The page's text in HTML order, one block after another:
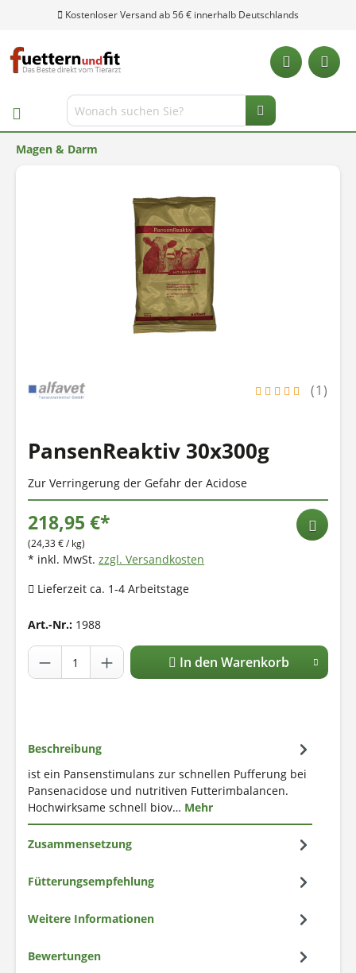
Kostenloser Versand ab 56 € innerhalb Deutschlands
Magen & Darm
(1)
PansenReaktiv 30x300g
Zur Verringerung der Gefahr der Acidose
218,95 €*
(24,33 € / kg)
* inkl. MwSt. zzgl. Versandkosten
Lieferzeit ca. 1-4 Arbeitstage
Art.-Nr.: 1988
In den Warenkorb
Beschreibung
ist ein Pansenstimulans zur schnellen Pufferung bei
Pansenacidose und nutritiven Futterimbalancen.
Hochwirksame schnell biov… Mehr
Zusammensetzung
Fütterungsempfehlung
Weitere Informationen
Bewertungen